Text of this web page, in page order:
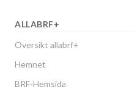
ALLABRF+
Översikt allabrf+
Hemnet
BRF-Hemsida